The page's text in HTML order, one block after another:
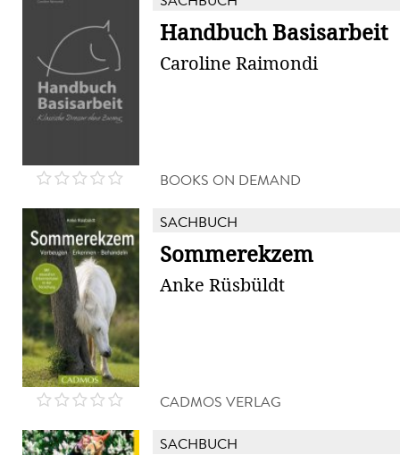
Handbuch Basisarbeit
Caroline Raimondi
BOOKS ON DEMAND
SACHBUCH
Sommerekzem
Anke Rüsbüldt
CADMOS VERLAG
SACHBUCH